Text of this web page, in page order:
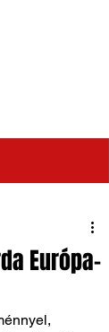
Európa-